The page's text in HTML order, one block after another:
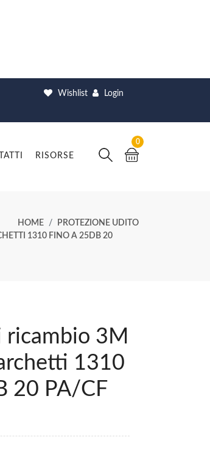
Wishlist Login
RISORSE
0
HOME
PROTEZIONE UDITO
1310 FINO A 25DB 20
ricambio 3M
1310
20 PA/CF